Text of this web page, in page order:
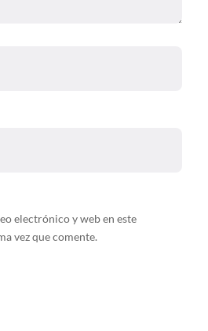
electrónico y web en este
vez que comente.